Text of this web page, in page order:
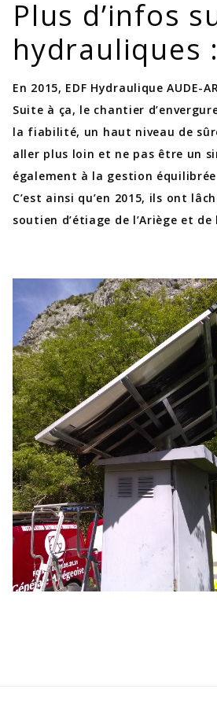
Plus d’infos
hydrauliques :
En 2015, EDF Hydraulique
Suite à ça, le chantier
la fiabilité, un haut niveau de
aller plus loin et ne pas être un
également à la gestion
C’est ainsi qu’en 2015, ils ont
soutien d’étiage de l’Ariège et de